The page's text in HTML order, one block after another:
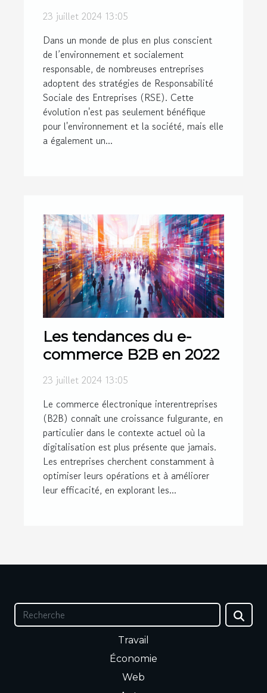
23 juillet 2024 13:05
Dans un monde de plus en plus conscient
de l’environnement et socialement
responsable, de nombreuses entreprises
adoptent des stratégies de Responsabilité
Sociale des Entreprises (RSE). Cette
évolution n'est pas seulement bénéfique
pour l'environnement et la société, mais elle
a également un...
Les tendances du e-
commerce B2B en 2022
23 juillet 2024 13:05
Le commerce électronique interentreprises
(B2B) connaît une croissance fulgurante, en
particulier dans le contexte actuel où la
digitalisation est plus présente que jamais.
Les entreprises cherchent constamment à
optimiser leurs opérations et à améliorer
leur efficacité, en explorant les...
Travail
Économie
Web